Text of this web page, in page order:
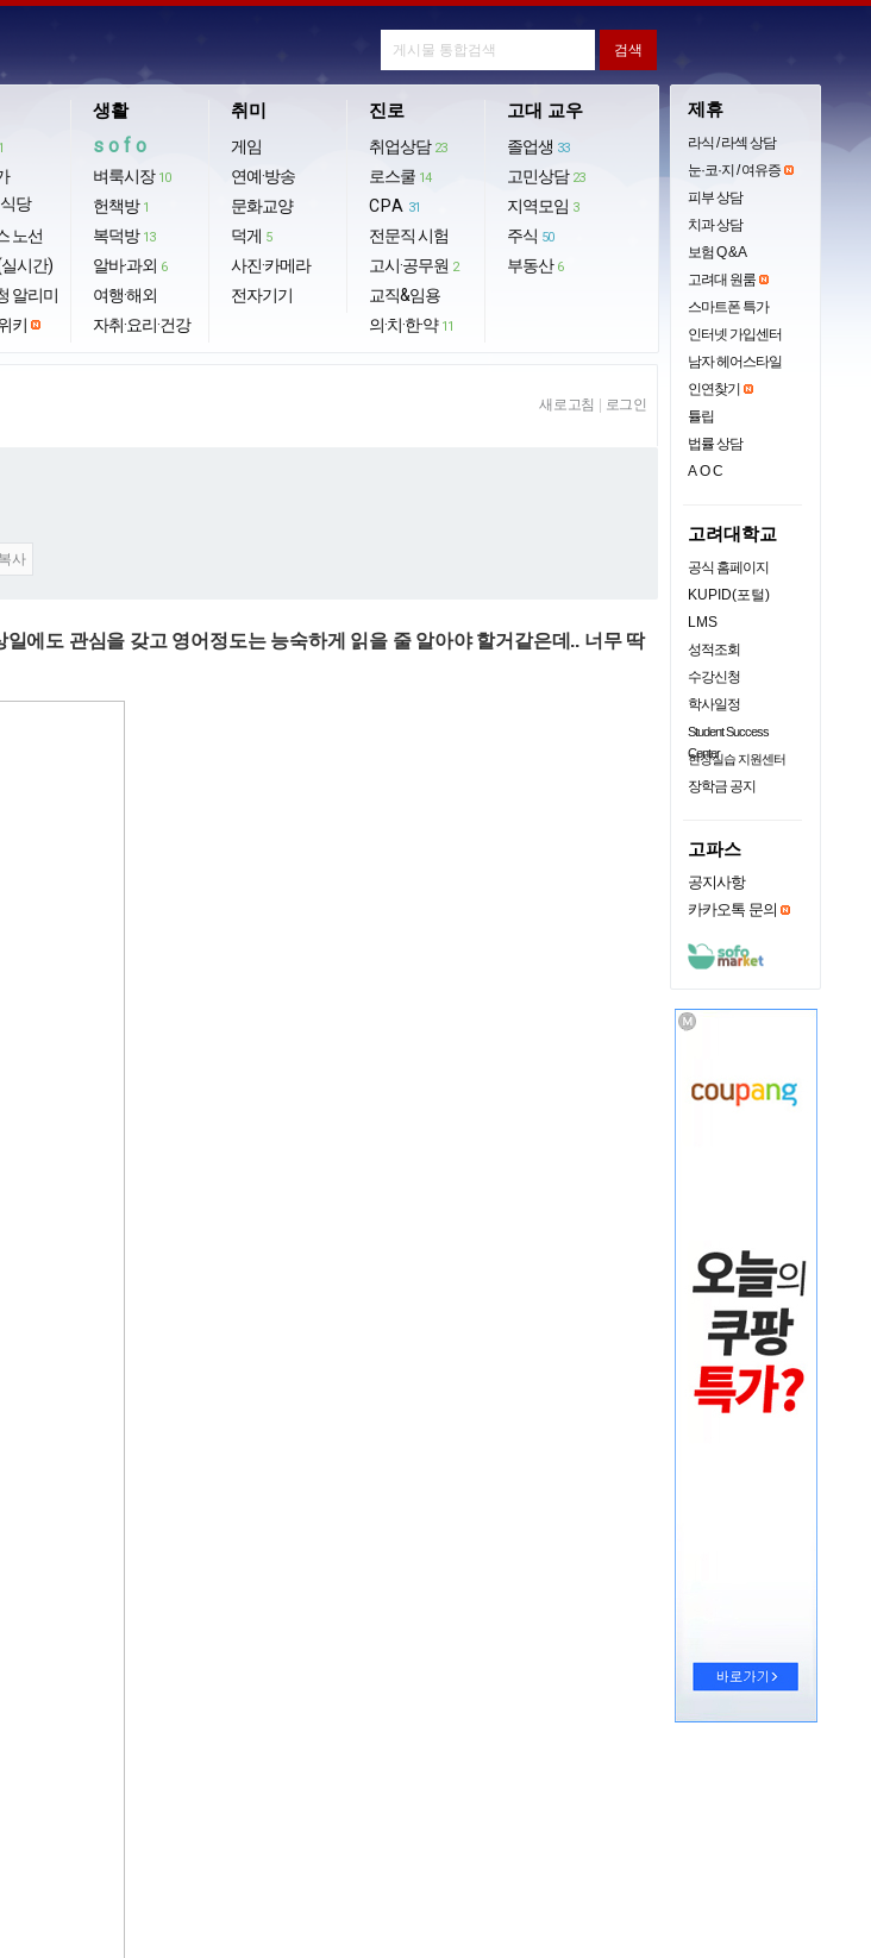
1
당
노선
시간)
알리미
키
생활
sofo
벼룩시장 10
헌책방 1
복덕방 13
알바·과외 6
여행·해외
자취·요리·건강
취미
게임
연예·방송
문화교양
덕게 5
사진·카메라
전자기기
진로
취업상담 23
로스쿨 14
CPA 31
전문직 시험
고시·공무원 2
교직&임용
의·치·한·약 11
고대 교우
졸업생 33
고민상담 23
지역모임 3
주식 50
부동산 6
새로고침 로그인
사
에도 관심을 갖고 영어정도는 능숙하게 읽을 줄 알아야 할거같은데.. 너무 딱
제휴
라식 / 라섹 상담
눈·코·지 / 여유증
피부 상담
치과 상담
보험 Q & A
고려대 원룸
스마트폰 특가
인터넷 가입센터
남자 헤어스타일
인연찾기
튤립
법률 상담
AOC
고려대학교
공식 홈페이지
KUPID(포털)
LMS
성적조회
수강신청
학사일정
Student Success
Center
현장실습 지원센터
장학금 공지
고파스
공지사항
카카오톡 문의